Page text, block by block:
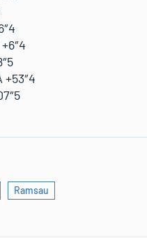
Ramsau